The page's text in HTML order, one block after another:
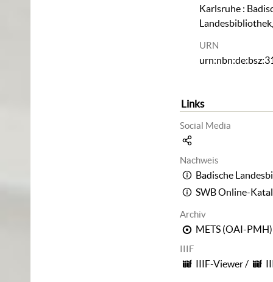
Karlsruhe :
URN
Links
Social Media
Nachweis
Badische
SWB Online-
Archiv
METS (OAI-PMH)
IIIF
IIIF-Viewer/